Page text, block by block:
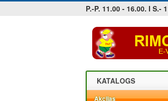
P.-P. 11.00 - 16.00. I S.-
Jobs at sea and maritime vacancies
KATALOGS
Akcijas